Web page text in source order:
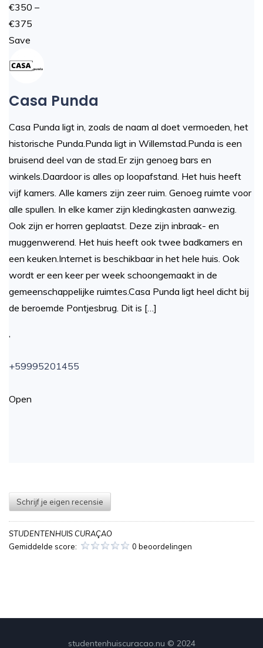
€350 –
€375
Save
Casa Punda
Casa Punda ligt in, zoals de naam al doet vermoeden, het
historische Punda.Punda ligt in Willemstad.Punda is een
bruisend deel van de stad.Er zijn genoeg bars en
winkels.Daardoor is alles op loopafstand. Het huis heeft
vijf kamers. Alle kamers zijn zeer ruim. Genoeg ruimte voor
alle spullen. In elke kamer zijn kledingkasten aanwezig.
Ook zijn er horren geplaatst. Deze zijn inbraak- en
muggenwerend. Het huis heeft ook twee badkamers en
een keuken.Internet is beschikbaar in het hele huis. Ook
wordt er een keer per week schoongemaakt in de
gemeenschappelijke ruimtes.Casa Punda ligt heel dicht bij
de beroemde Pontjesbrug. Dit is […]
,
+59995201455
Open
Schrijf je eigen recensie
STUDENTENHUIS CURAÇAO
Gemiddelde score:
0 beoordelingen
studentenhuiscuracao.nu © 2024